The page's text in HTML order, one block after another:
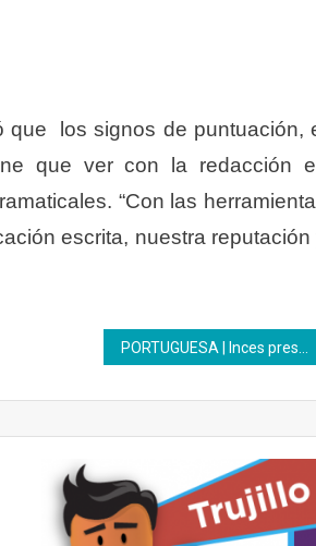
que los signos de puntuación,
que ver con la redacción
“Con las
escrita, nuestra reputación
PORTUGUESA | Inces presente en la Expo Páez 2024